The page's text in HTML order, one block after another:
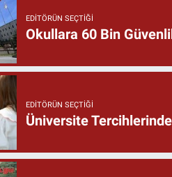
EDITÖRÜN SEÇTIĞI
Okullara 60 Bin
EDITÖRÜN SEÇTIĞI
Üniversite